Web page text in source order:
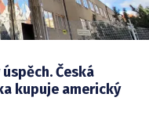
Česká
kupuje americký